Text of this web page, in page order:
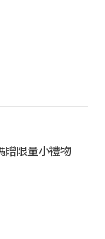
贈限量小禮物